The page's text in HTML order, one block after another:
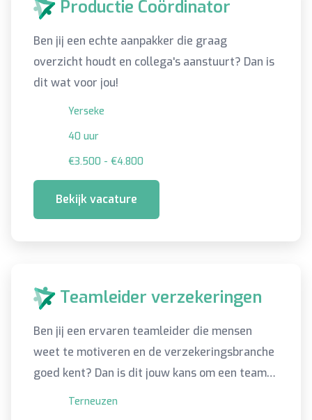
Productie Coördinator
Ben jij een echte aanpakker die graag
overzicht houdt en collega's aanstuurt? Dan is
dit wat voor jou!
Yerseke
40 uur
€3.500 - €4.800
Bekijk vacature
Teamleider verzekeringen
Ben jij een ervaren teamleider die mensen
weet te motiveren en de verzekeringsbranche
goed kent? Dan is dit jouw kans om een team
naar een hoger niveau te brengen!
Terneuzen